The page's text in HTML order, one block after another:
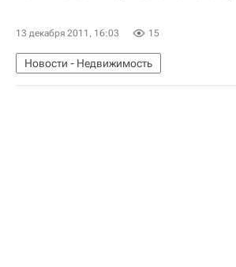
13 декабря 2011, 16:03 15
Новости - Недвижимость
Рост цен на жилье в России
Цены